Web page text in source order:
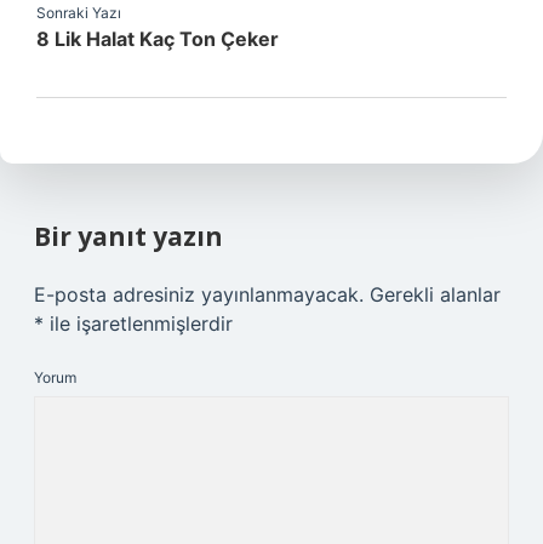
Sonraki Yazı
8 Lik Halat Kaç Ton Çeker
Bir yanıt yazın
E-posta adresiniz yayınlanmayacak. Gerekli alanlar
* ile işaretlenmişlerdir
Yorum